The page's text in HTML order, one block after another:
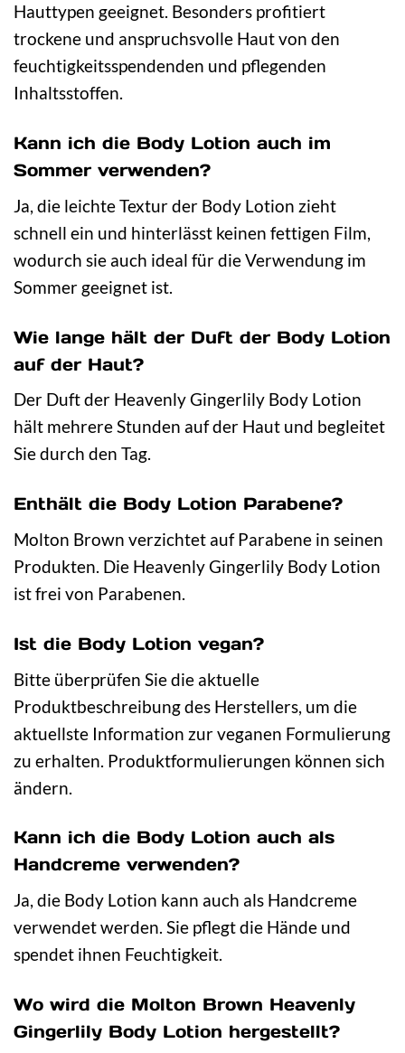
Hauttypen geeignet. Besonders profitiert
trockene und anspruchsvolle Haut von den
feuchtigkeitsspendenden und pflegenden
Inhaltsstoffen.
Kann ich die Body Lotion auch im
Sommer verwenden?
Ja, die leichte Textur der Body Lotion zieht
schnell ein und hinterlässt keinen fettigen Film,
wodurch sie auch ideal für die Verwendung im
Sommer geeignet ist.
Wie lange hält der Duft der Body Lotion
auf der Haut?
Der Duft der Heavenly Gingerlily Body Lotion
hält mehrere Stunden auf der Haut und begleitet
Sie durch den Tag.
Enthält die Body Lotion Parabene?
Molton Brown verzichtet auf Parabene in seinen
Produkten. Die Heavenly Gingerlily Body Lotion
ist frei von Parabenen.
Ist die Body Lotion vegan?
Bitte überprüfen Sie die aktuelle
Produktbeschreibung des Herstellers, um die
aktuellste Information zur veganen Formulierung
zu erhalten. Produktformulierungen können sich
ändern.
Kann ich die Body Lotion auch als
Handcreme verwenden?
Ja, die Body Lotion kann auch als Handcreme
verwendet werden. Sie pflegt die Hände und
spendet ihnen Feuchtigkeit.
Wo wird die Molton Brown Heavenly
Gingerlily Body Lotion hergestellt?